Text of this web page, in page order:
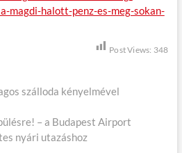
magdi-halott-penz-es-meg-sokan-
Post Views: 348
szálloda kényelmével
– a Budapest Airport
nyári utazáshoz